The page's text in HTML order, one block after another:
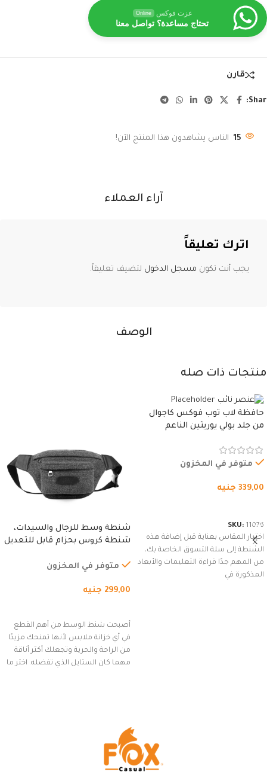
عزت فوكس Online
تحتاج مساعدة؟ تواصل معنا
قارن
15 الناس يشاهدون هذا المنتج الآن!
الوصف
آراء العملاء
اترك تعليقاً
يجب أنت تكون مسجل الدخول لتضيف تعليقاً.
منتجات ذات صله
حافظة لاب توب فوكس كاجوال
من جلد بولي يوريثين الناعم
وسوستة.
متوفر في المخزون
339,00 جنيه
SKU: 11076
اختيار المقاس بعناية قبل إضافة هذه
الشنطة إلى سلة التسوق الخاصة بك،
من المهم جدًا قراءة التعليمات والأبعاد
المذكورة في
شنطة وسط للرجال والسيدات،
شنطة كروس بحزام قابل للتعديل
السفر، الجري العادي، المشي
(رمادي)
متوفر في المخزون
299,00 جنيه
أصبحت شنط الوسط من أهم القطع
في أي خزانة ملابس لأنها تمنحك مزيدًا
من الراحة والحرية وتجعلك أكثر أناقة
مهما كان الستايل الذي تفضله. اختر ما